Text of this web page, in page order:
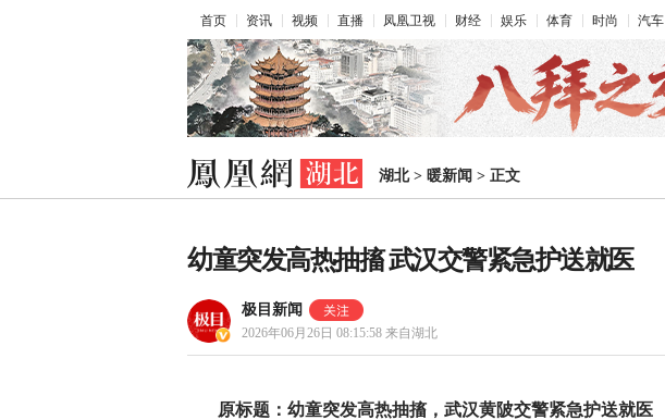
首页 资讯 视频 直播 凤凰卫视 财经 娱乐 体育 时尚 汽车
湖北> 暖新闻 > 正文
幼童突发高热抽搐 武汉交警紧急护送就医
极目新闻
2026年06月26日 08:15:58 来自湖北
原标题：幼童突发高热抽搐，武汉黄陂交警紧急护送就医